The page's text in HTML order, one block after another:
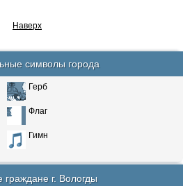
Наверх
символы города
Герб
Флаг
Гимн
граждане г. Вологды